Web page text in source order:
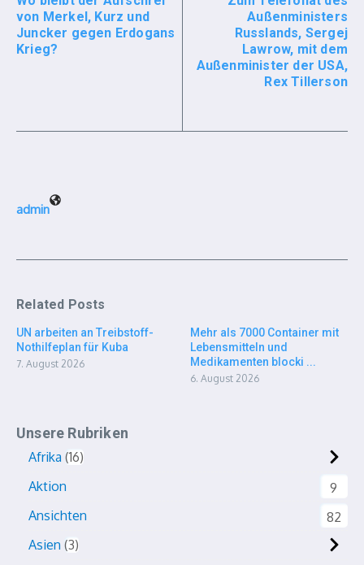
von Merkel, Kurz und
Juncker gegen Erdogans
Krieg?
Außenministers
Russlands, Sergej
Lawrow, mit dem
Außenminister der USA,
Rex Tillerson
admin
Related Posts
UN arbeiten an Treibstoff-
Nothilfeplan für Kuba
7. August 2026
Mehr als 7000 Container mit
Lebensmitteln und
Medikamenten blocki ...
6. August 2026
Unsere Rubriken
Afrika 16
Aktion
9
Ansichten
82
Asien 3